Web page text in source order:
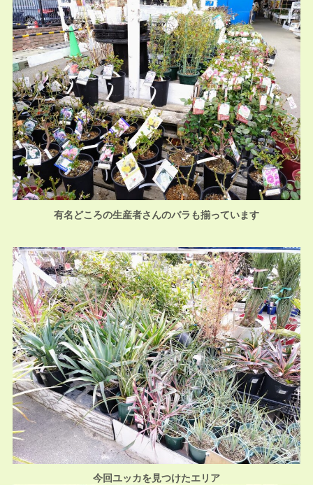
有名どころの生産者さんのバラも揃っています
今回ユッカを見つけたエリア